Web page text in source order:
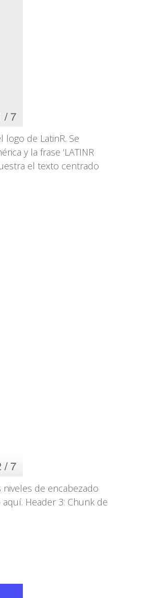
de LatinR. Se
y la frase ‘LATINR
el texto centrado
de encabezado
Header 3: Chunk de